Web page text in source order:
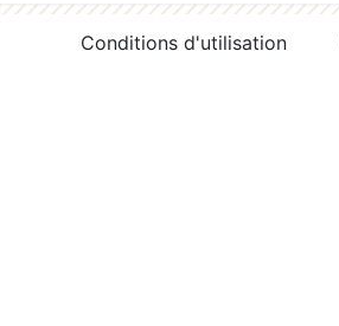
Conditions d'utilisation